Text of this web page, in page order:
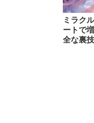
ミラク
ートで
全な裏